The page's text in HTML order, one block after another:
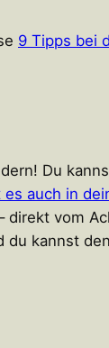
9 Tipps bei
Du
es auch in
vom
kannst